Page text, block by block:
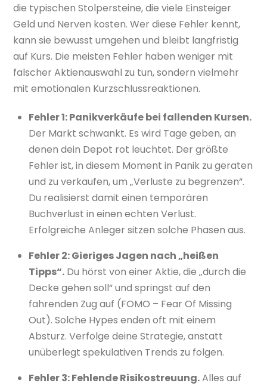
die typischen Stolpersteine, die viele Einsteiger
Geld und Nerven kosten. Wer diese Fehler kennt,
kann sie bewusst umgehen und bleibt langfristig
auf Kurs. Die meisten Fehler haben weniger mit
falscher Aktienauswahl zu tun, sondern vielmehr
mit emotionalen Kurzschlussreaktionen.
Fehler 1: Panikverkäufe bei fallenden Kursen.
Der Markt schwankt. Es wird Tage geben, an
denen dein Depot rot leuchtet. Der größte
Fehler ist, in diesem Moment in Panik zu geraten
und zu verkaufen, um „Verluste zu begrenzen“.
Du realisierst damit einen temporären
Buchverlust in einen echten Verlust.
Erfolgreiche Anleger sitzen solche Phasen aus.
Fehler 2: Gieriges Jagen nach „heißen
Tipps“. Du hörst von einer Aktie, die „durch die
Decke gehen soll“ und springst auf den
fahrenden Zug auf (FOMO – Fear Of Missing
Out). Solche Hypes enden oft mit einem
Absturz. Verfolge deine Strategie, anstatt
unüberlegt spekulativen Trends zu folgen.
Fehler 3: Fehlende Risikostreuung.Alles auf